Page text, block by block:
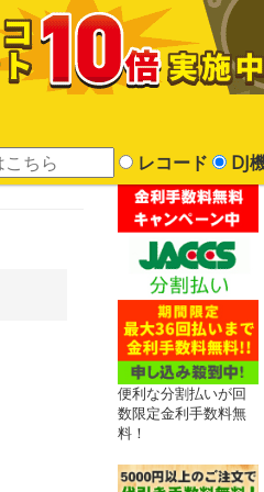
レコード DJ
便利な分割払いが回
数限定金利手数料無
料！